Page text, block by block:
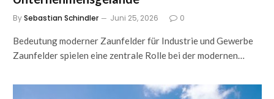
BySebastian Schindler Juni 25, 2026 0
Bedeutung moderner Zaunfelder für Industrie und Gewerbe
Zaunfelder spielen eine zentrale Rolle bei der modernen…